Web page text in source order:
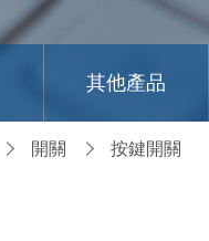
其他產品
開關 按鍵開關